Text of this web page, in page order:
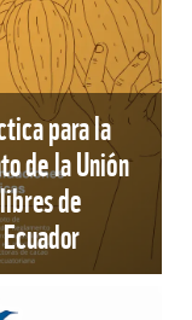
para la
de la Unión
de